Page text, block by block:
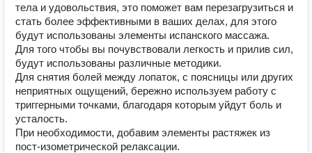
тела и удовольствия, это поможет вам перезагрузиться и
стать более эффективными в ваших делах, для этого
будут использованы элементы испанского массажа.
Для того чтобы вы почувствовали легкость и прилив сил,
будут использованы различные методики.
Для снятия болей между лопаток, с поясницы или других
неприятных ощущений, бережно используем работу с
триггерными точками, благодаря которым уйдут боль и
усталость.
При необходимости, добавим элементы растяжек из
пост-изометрической релаксации.